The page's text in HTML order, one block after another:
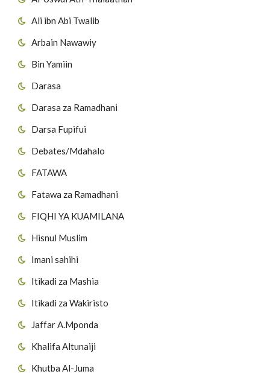
Ali ibn Abi Twalib
Arbain Nawawiy
Bin Yamiin
Darasa
Darasa za Ramadhani
Darsa Fupifui
Debates/Mdahalo
FATAWA
Fatawa za Ramadhani
FIQHI YA KUAMILANA
Hisnul Muslim
Imani sahihi
Itikadi za Mashia
Itikadi za Wakiristo
Jaffar A.Mponda
Khalifa Altunaiji
Khutba Al-Juma